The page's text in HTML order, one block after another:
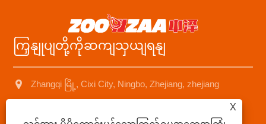
ကြှနျုပျတို့ကိုဆကျသှယျရနျ
Zhangqi မြို့, Cixi City, Ningbo, Zhejiang, zhejiang
X